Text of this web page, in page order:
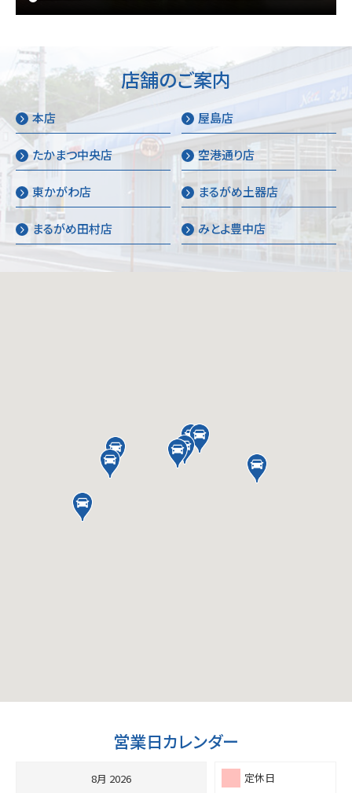
店舗のご案内
本店 屋島店
たかまつ中央店 空港通り店
東かがわ店 まるがめ土器店
まるがめ田村店 みとよ豊中店
営業日カレンダー
定休日
8月 2026